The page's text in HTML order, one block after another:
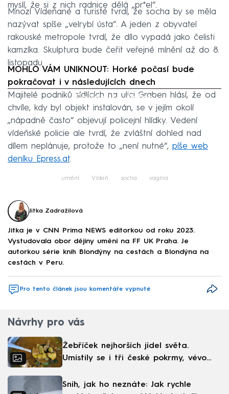
myslí, že si z nich radnice dělá „pr*el“.
Mnozí Vídeňané a turisté tvrdí, že socha by se měla
nazývat spíše „velrybí ústa“. A jeden z obyvatel
rakouské metropole tvrdí, že dílo vypadá jako čelisti
kamzíka. Skulptura bude čeřit veřejné mínění až do 8.
listopadu.
MOHLO VÁM UNIKNOUT: Horké počasí bude
pokračovat i v následujících dnech
Failed to fetch
Majitelé podniků sídlících na ulici Graben hlásí, že od
chvíle, kdy byl objekt instalován, se v jejím okolí
„nápadně často“ objevují policejní hlídky. Vedení
vídeňské policie ale tvrdí, že zvláštní dohled nad
dílem neplánuje, protože to „není nutné“, píše web
deníku Epress.at.
umění Vídeň socha vagína
Jitka Zadražilová
Jitka je v CNN Prima NEWS editorkou od roku 2023.
Vystudovala obor dějiny umění na FF UK Praha. Je
autorkou série knih Blondýny na cestách a Blondýna na
cestách v Peru.
Pro tento článek jsou komentáře vypnuté
Návrhy pro vás
Žebříček nejhorších jídel světa.
Umístily se i tři české pokrmy, vévodí
Sníh, jak ho neznáte: Jak rychle